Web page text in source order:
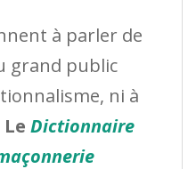
à parler de
grand public
ni à
Le Dictionnaire